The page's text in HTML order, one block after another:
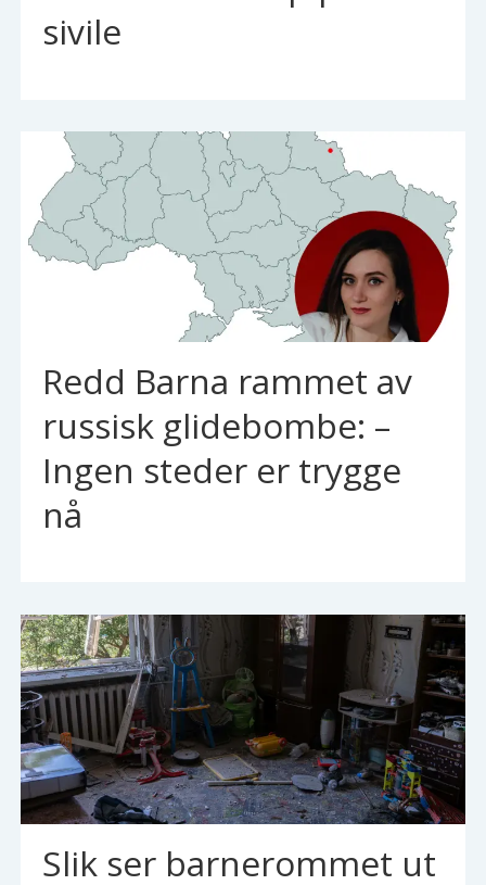
sivile
Redd Barna rammet av
russisk glidebombe: –
Ingen steder er trygge
nå
Slik ser barnerommet ut